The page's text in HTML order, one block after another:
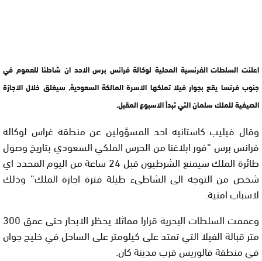
اعلنت السلطات الفرنسية المحلية لوكالة فرانس برس الاحد ان شاطئا للعموم في
جنوب فرنسا يقع بجوار فيلا تملكها الاسرة المالكة السعودية, سيغلق خلال الاجازة
الصيفية للملك سلمان التي تبدأ الاسبوع المقبل.
وقال فيليب كاستانيه احد المسؤولين عن منطقة غراس لوكالة
فرانس برس “فور ابلاغنا من الحرس الملكي السعودي بتاريخ وصول
طائرة الملك سيمنع الشرطيون قبل 24 ساعة من اليوم المحدد اي
شخص من التوجه الى الشاطىء طيلة فترة اجازة الملك” وذلك
لاسباب امنية.
وعممت السلطات البحرية قرارا مماثلا يحظر الابحار حتى عمق 300
متر قبالة الفيلا التي تمتد على كيلومتر على الساحل في خليج جوان
في منطقة فالوريس قرب مدينة كان.